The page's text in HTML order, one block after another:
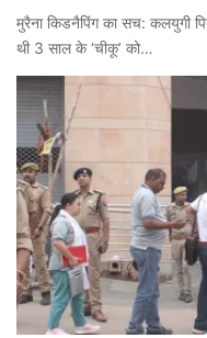
मुरैना किडनैपिंग का सच: कलयुगी
थी 3 साल के ‘चीकू’ को…